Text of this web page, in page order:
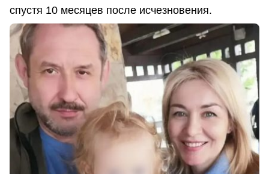
спустя 10 месяцев после исчезновения.